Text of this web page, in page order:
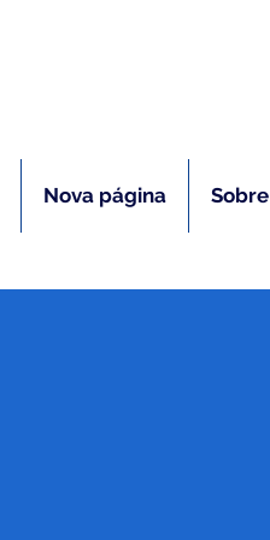
Nova página Sobre